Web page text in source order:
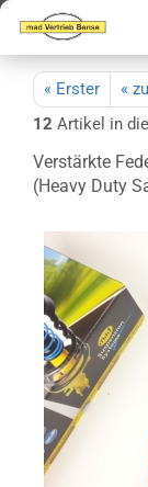
« Erster
«
12 Artikel in
Verstärkte
(Heavy Duty